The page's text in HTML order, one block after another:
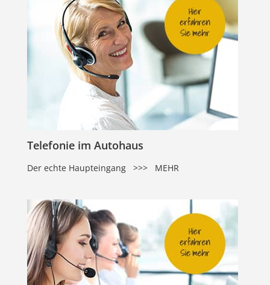
Telefonie im Autohaus
Der echte Haupteingang >>> MEHR